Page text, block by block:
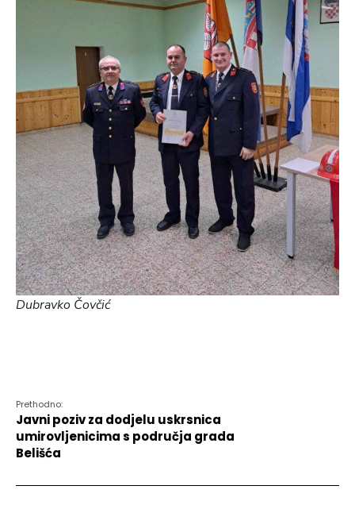
Dubravko Čovčić
Prethodno:
Javni poziv za dodjelu uskrsnica
umirovljenicima s područja grada
Belišća